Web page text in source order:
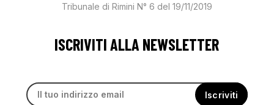
Tribunale di Rimini N° 6 del 19/11/2019
ISCRIVITI ALLA NEWSLETTER